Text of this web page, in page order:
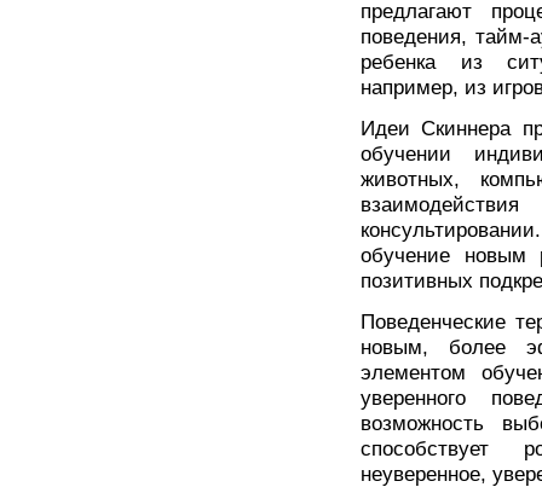
предлагают
поведения, тайм-
ребенка из
например, из
Идеи Скиннера
обучении
животных,
обучение новым
позитивных
Поведенческие
новым, более
элементом
уверенного
возможность
способствует
неуверенное,